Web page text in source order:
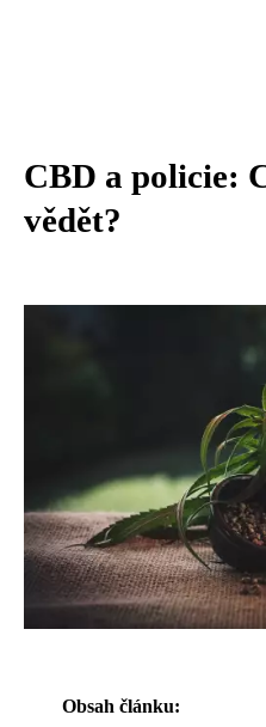
CBD a policie:
vědět?
Obsah článku: